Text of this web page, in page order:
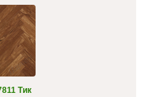
Тик